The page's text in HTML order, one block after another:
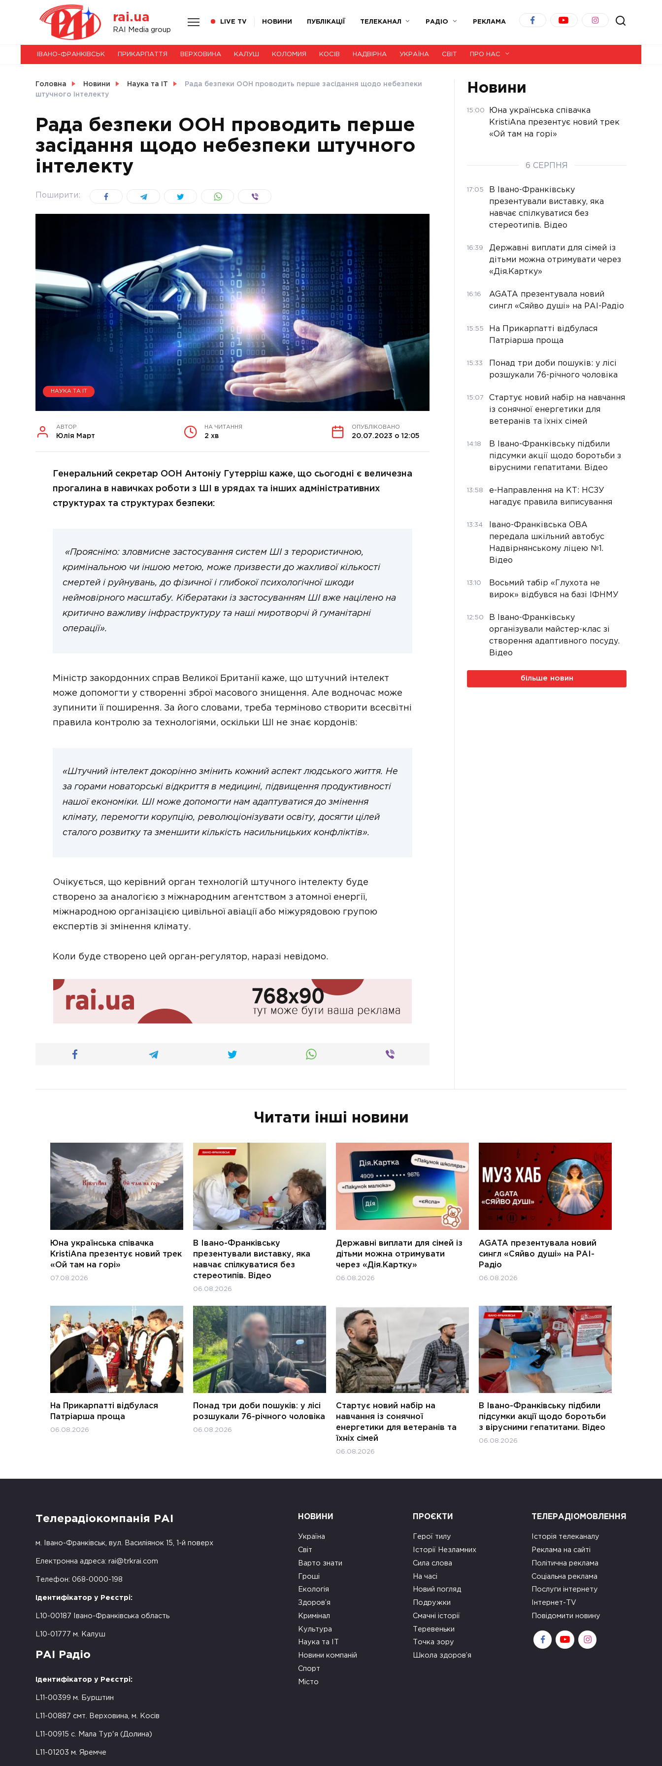
rai.ua
RAI Media group
LIVE TV НОВИНИ ПУБЛІКАЦІЇ ТЕЛЕКАНАЛ РАДІО РЕКЛАМА
НОВИНИ
СВІТ
УКРАЇНА
ІВАНО-ФРАНКІВСЬК ПРИКАРПАТТЯ ВЕРХОВИНА КАЛУШ КОЛОМИЯ КОСІВ НАДВІРНА УКРАЇНА СВІТ ПРО НАС
Головна Новини Наука та ІТ
Рада безпеки ООН проводить перше засідання щодо небезпеки
штучного інтелекту
Рада безпеки ООН проводить перше
засідання щодо небезпеки штучного
інтелекту
Поширити:
НАУКА ТА ІТ
АВТОР
Юлія Март
НА ЧИТАННЯ
2 хв
ОПУБЛІКОВАНО
20.07.2023 о 12:05
Генеральний секретар ООН Антоніу Гутерріш каже, що сьогодні є величезна
прогалина в навичках роботи з ШІ в урядах та інших адміністративних
структурах та структурах безпеки:
«Прояснімо: зловмисне застосування систем ШІ з терористичною,
кримінальною чи іншою метою, може призвести до жахливої кількості
смертей і руйнувань, до фізичної і глибокої психологічної шкоди
неймовірного масштабу. Кібератаки із застосуванням ШІ вже націлено на
критично важливу інфраструктуру та наші миротворчі й гуманітарні
операції».
Міністр закордонних справ Великої Британії каже, що штучний інтелект
може допомогти у створенні зброї масового знищення. Але водночас може
зупинити її поширення. За його словами, треба терміново створити всесвітні
правила контролю за технологіями, оскільки ШІ не знає кордонів:
«Штучний інтелект докорінно змінить кожний аспект людського життя. Не
за горами новаторські відкриття в медицині, підвищення продуктивності
нашої економіки. ШІ може допомогти нам адаптуватися до змінення
клімату, перемогти корупцію, революціонізувати освіту, досягти цілей
сталого розвитку та зменшити кількість насильницьких конфліктів».
Очікується, що керівний орган технологій штучного інтелекту буде
створено за аналогією з міжнародним агентством з атомної енергії,
міжнародною організацією цивільної авіації або міжурядовою групою
експертів зі змінення клімату.
Коли буде створено цей орган-регулятор, наразі невідомо.
Новини
15:00
Юна українська співачка
KristiAna презентує новий трек
«Ой там на горі»
6 СЕРПНЯ
17:05
В Івано-Франківську
презентували виставку, яка
навчає спілкуватися без
стереотипів. Відео
16:39
Державні виплати для сімей із
дітьми можна отримувати через
«Дія.Картку»
16:16
AGATA презентувала новий
сингл «Сяйво душі» на РАІ-Радіо
15:55
На Прикарпатті відбулася
Патріарша проща
15:33
Понад три доби пошуків: у лісі
розшукали 76-річного чоловіка
15:07
Стартує новий набір на навчання
із сонячної енергетики для
ветеранів та їхніх сімей
14:18
В Івано-Франківську підбили
підсумки акції щодо боротьби з
вірусними гепатитами. Відео
13:58
е-Направлення на КТ: НСЗУ
нагадує правила виписування
13:34
Івано-Франківська ОВА
передала шкільний автобус
Надвірнянському ліцею №1.
Відео
13:10
Восьмий табір «Глухота не
вирок» відбувся на базі ІФНМУ
12:50
В Івано-Франківську
організували майстер-клас зі
створення адаптивного посуду.
Відео
більше новин
Читати інші новини
Юна українська співачка
KristiAna презентує новий трек
«Ой там на горі»
07.08.2026
В Івано-Франківську
презентували виставку, яка
навчає спілкуватися без
стереотипів. Відео
06.08.2026
Державні виплати для сімей із
дітьми можна отримувати
через «Дія.Картку»
06.08.2026
AGATA презентувала новий
сингл «Сяйво душі» на РАІ-
Радіо
06.08.2026
На Прикарпатті відбулася
Патріарша проща
06.08.2026
Понад три доби пошуків: у лісі
розшукали 76-річного чоловіка
06.08.2026
Стартує новий набір на
навчання із сонячної
енергетики для ветеранів та
їхніх сімей
06.08.2026
В Івано-Франківську підбили
підсумки акції щодо боротьби
з вірусними гепатитами. Відео
06.08.2026
Телерадіокомпанія РАІ
м. Івано-Франківськ, вул. Василіянок 15, 1-й поверх
Електронна адреса: rai@trkrai.com
Телефон: 068-0000-198
Ідентифікатор у Реєстрі:
L10-00187 Івано-Франківська область
L10-01777 м. Калуш
РАІ Радіо
Ідентифікатор у Реєстрі:
L11-00399 м. Бурштин
L11-00887 смт. Верховина, м. Косів
L11-00915 с. Мала Тур'я (Долина)
L11-01203 м. Яремче
НОВИНИ
Україна
Світ
Варто знати
Гроші
Екологія
Здоров’я
Кримінал
Культура
Наука та ІТ
Новини компаній
Спорт
Місто
ПРОЄКТИ
Герої тилу
Історії Незламних
Сила слова
На часі
Новий погляд
Подружки
Смачні історії
Теревеньки
Точка зору
Школа здоров’я
ТЕЛЕРАДІОМОВЛЕННЯ
Історія телеканалу
Реклама на сайті
Політична реклама
Соціальна реклама
Послуги інтернету
Інтернет-TV
Повідомити новину